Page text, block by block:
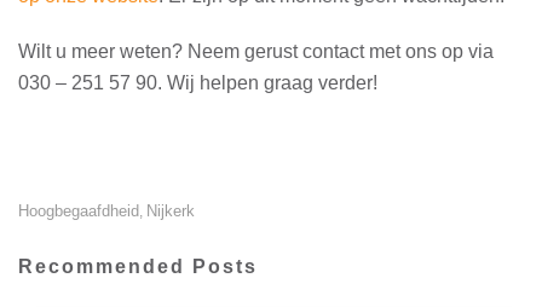
Wilt u meer weten? Neem gerust contact met ons op via
030 – 251 57 90. Wij helpen graag verder!
Hoogbegaafdheid, Nijkerk
Recommended Posts